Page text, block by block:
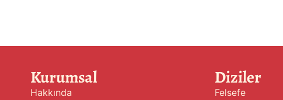
Kurumsal
Hakkında
Diziler
Felsefe